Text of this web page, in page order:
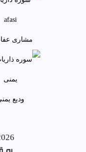
مشاری
وديع